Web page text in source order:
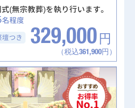
(無宗教葬)を執り行います。
名程度
壇つき 329,000 円
（税込361,900円）